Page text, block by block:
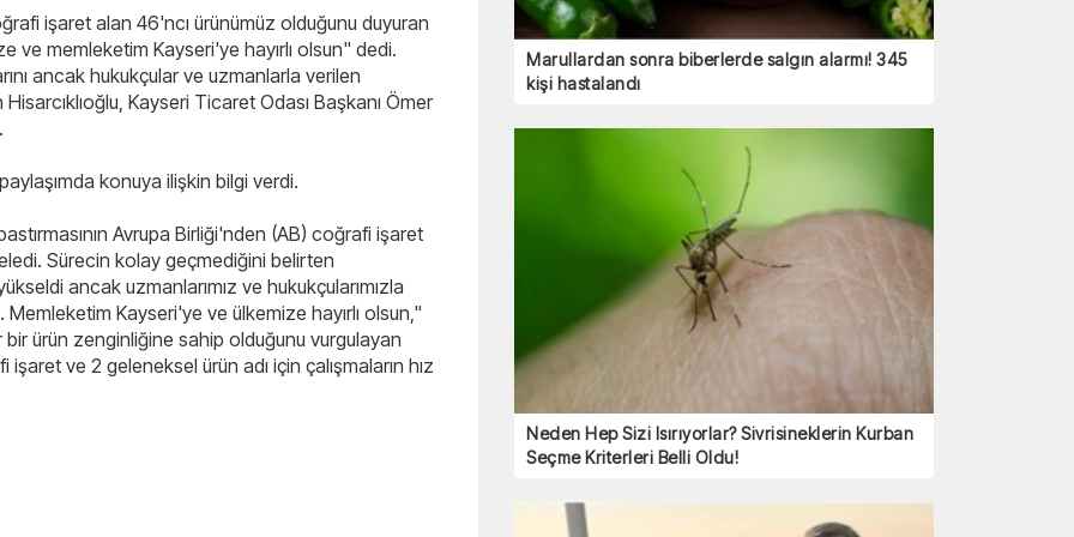
işaret alan 46'ncı ürünümüz olduğunu duyuran
ve memleketim Kayseri'ye hayırlı olsun" dedi.
ancak hukukçular ve uzmanlarla verilen
Kayseri Ticaret Odası Başkanı Ömer
konuya ilişkin bilgi verdi.
Avrupa Birliği'nden (AB) coğrafi işaret
Sürecin kolay geçmediğini belirten
ancak uzmanlarımız ve hukukçularımızla
Kayseri'ye ve ülkemize hayırlı olsun,"
ürün zenginliğine sahip olduğunu vurgulayan
ve 2 geleneksel ürün adı için çalışmaların hız
Marullardan sonra biberlerde salgın alarmı! 345
kişi hastalandı
Neden Hep Sizi Isırıyorlar? Sivrisineklerin Kurban
Seçme Kriterleri Belli Oldu!